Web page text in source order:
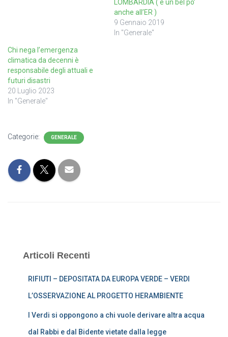
LOMBARDIA ( e un bel po’
anche all’ER )
9 Gennaio 2019
In "Generale"
Chi nega l’emergenza
climatica da decenni è
responsabile degli attuali e
futuri disastri
20 Luglio 2023
In "Generale"
Categorie: GENERALE
Articoli Recenti
RIFIUTI – DEPOSITATA DA EUROPA VERDE – VERDI
L’OSSERVAZIONE AL PROGETTO HERAMBIENTE
I Verdi si oppongono a chi vuole derivare altra acqua
dal Rabbi e dal Bidente vietate dalla legge